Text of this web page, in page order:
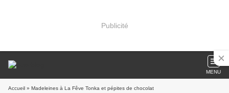
Publicité
MENU
Accueil » Madeleines à La Fêve Tonka et pépites de chocolat